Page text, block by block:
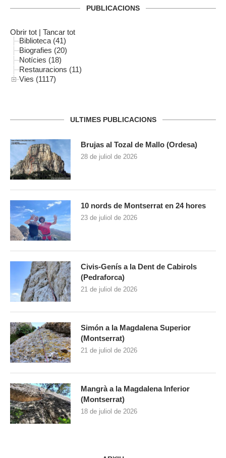
PUBLICACIONS
Obrir tot | Tancar tot
Biblioteca (41)
Biografies (20)
Notícies (18)
Restauracions (11)
Vies (1117)
ULTIMES PUBLICACIONS
Brujas al Tozal de Mallo (Ordesa)
28 de juliol de 2026
10 nords de Montserrat en 24 hores
23 de juliol de 2026
Civis-Genís a la Dent de Cabirols
(Pedraforca)
21 de juliol de 2026
Simón a la Magdalena Superior
(Montserrat)
21 de juliol de 2026
Mangrà a la Magdalena Inferior
(Montserrat)
18 de juliol de 2026